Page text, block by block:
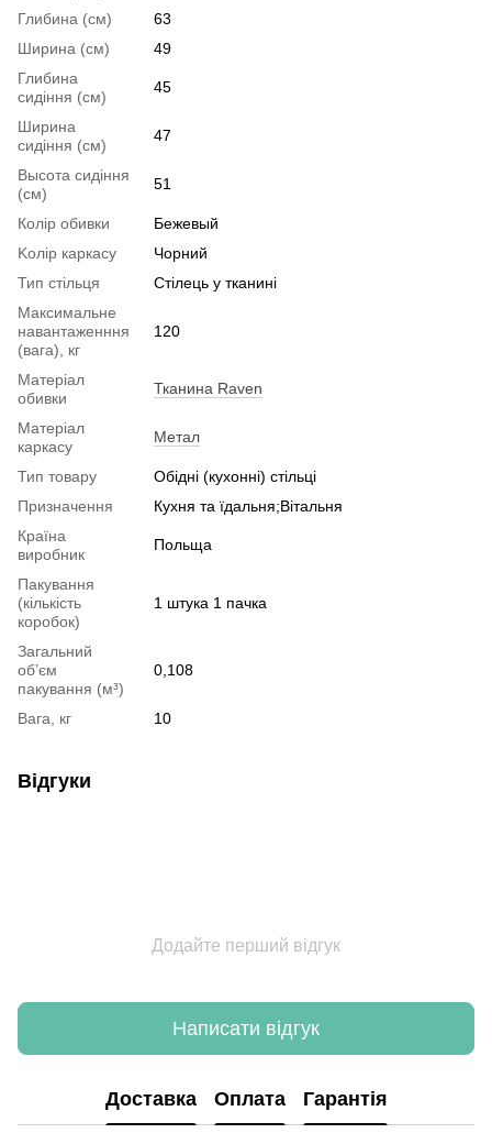
Глибина (см)
63
Ширина (см)
49
Глибина
сидіння (см)
45
Ширина
сидіння (см)
47
Высота сидіння
(см)
51
Колір обивки
Бежевый
Kолір каркасу
Чорний
Тип стільця
Стілець у тканині
Максимальне
навантаженння
(вага), кг
120
Матеріал
обивки
Тканина Raven
Матеріал
каркасу
Метал
Тип товару
Обідні (кухонні) стільці
Призначення
Кухня та їдальня;Вітальня
Країна
виробник
Польща
Пакування
(кількість
коробок)
1 штука 1 пачка
Загальний
об’єм
пакування (м³)
0,108
Вага, кг 10
Відгуки
Додайте перший відгук
Написати відгук
Доставка Оплата Гарантія